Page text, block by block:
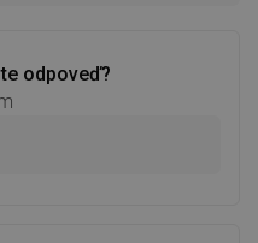
odpoveď?